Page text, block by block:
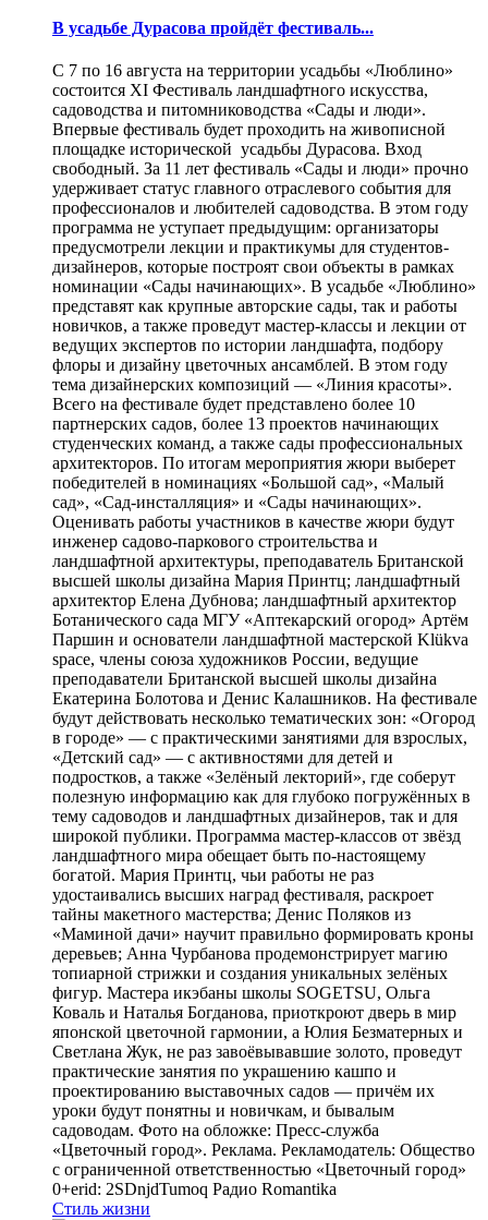
В усадьбе Дурасова пройдёт фестиваль...
С 7 по 16 августа на территории усадьбы «Люблино»
состоится XI Фестиваль ландшафтного искусства,
садоводства и питомниководства «Сады и люди».
Впервые фестиваль будет проходить на живописной
площадке исторической усадьбы Дурасова. Вход
свободный. За 11 лет фестиваль «Сады и люди» прочно
удерживает статус главного отраслевого события для
профессионалов и любителей садоводства. В этом году
программа не уступает предыдущим: организаторы
предусмотрели лекции и практикумы для студентов-
дизайнеров, которые построят свои объекты в рамках
номинации «Сады начинающих». В усадьбе «Люблино»
представят как крупные авторские сады, так и работы
новичков, а также проведут мастер-классы и лекции от
ведущих экспертов по истории ландшафта, подбору
флоры и дизайну цветочных ансамблей. В этом году
тема дизайнерских композиций — «Линия красоты».
Всего на фестивале будет представлено более 10
партнерских садов, более 13 проектов начинающих
студенческих команд, а также сады профессиональных
архитекторов. По итогам мероприятия жюри выберет
победителей в номинациях «Большой сад», «Малый
сад», «Сад-инсталляция» и «Сады начинающих».
Оценивать работы участников в качестве жюри будут
инженер садово-паркового строительства и
ландшафтной архитектуры, преподаватель Британской
высшей школы дизайна Мария Принтц; ландшафтный
архитектор Елена Дубнова; ландшафтный архитектор
Ботанического сада МГУ «Аптекарский огород» Артём
Паршин и основатели ландшафтной мастерской Klükva
space, члены союза художников России, ведущие
преподаватели Британской высшей школы дизайна
Екатерина Болотова и Денис Калашников. На фестивале
будут действовать несколько тематических зон: «Огород
в городе» — с практическими занятиями для взрослых,
«Детский сад» — с активностями для детей и
подростков, а также «Зелёный лекторий», где соберут
полезную информацию как для глубоко погружённых в
тему садоводов и ландшафтных дизайнеров, так и для
широкой публики. Программа мастер-классов от звёзд
ландшафтного мира обещает быть по-настоящему
богатой. Мария Принтц, чьи работы не раз
удостаивались высших наград фестиваля, раскроет
тайны макетного мастерства; Денис Поляков из
«Маминой дачи» научит правильно формировать кроны
деревьев; Анна Чурбанова продемонстрирует магию
топиарной стрижки и создания уникальных зелёных
фигур. Мастера икэбаны школы SOGETSU, Ольга
Коваль и Наталья Богданова, приоткроют дверь в мир
японской цветочной гармонии, а Юлия Безматерных и
Светлана Жук, не раз завоёвывавшие золото, проведут
практические занятия по украшению кашпо и
проектированию выставочных садов — причём их
уроки будут понятны и новичкам, и бывалым
садоводам. Фото на обложке: Пресс-служба
«Цветочный город». Реклама. Рекламодатель: Общество
с ограниченной ответственностью «Цветочный город»
0+erid: 2SDnjdTumoq Радио Romantika
Стиль жизни